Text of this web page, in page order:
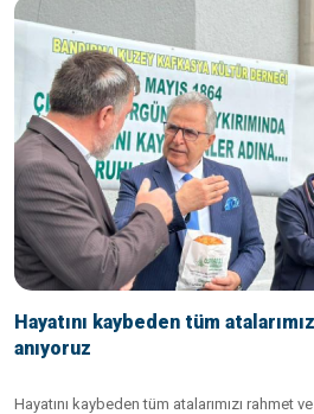
Hayatını kaybeden tüm
anıyoruz
Hayatını kaybeden tüm atalarımızı rahmet